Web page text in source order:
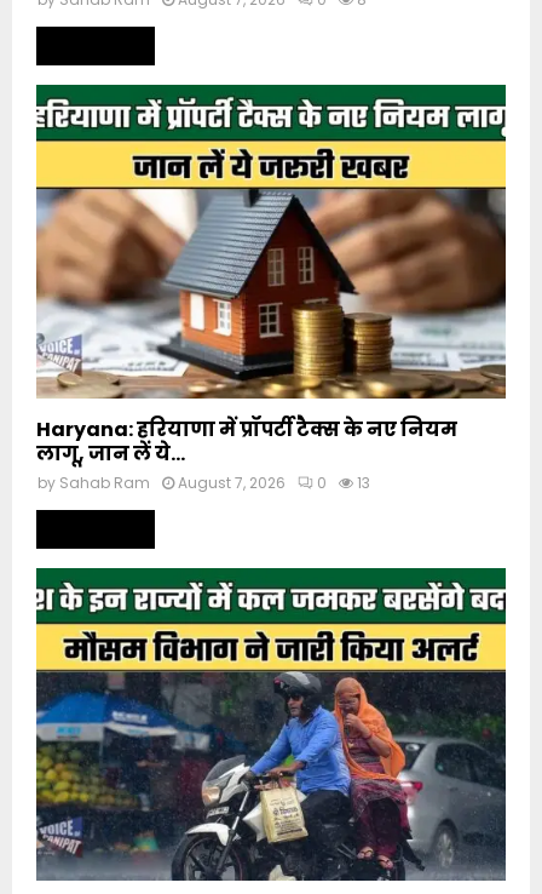
Haryana: हरियाणा में प्रॉपर्टी टैक्स के नए नियम
लागू, जान लें ये...
by Sahab Ram August 7, 2026 0 13